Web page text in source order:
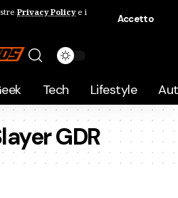
Privacy Policye i
Accetto
Tech Lifestyle
GDR